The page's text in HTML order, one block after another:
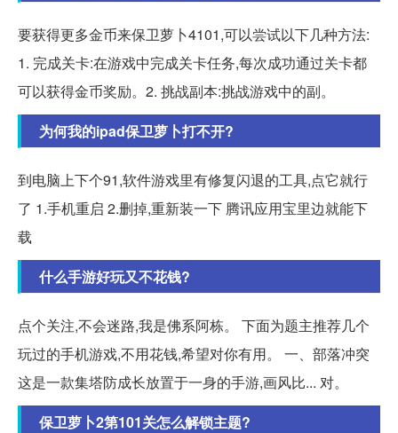
要获得更多金币来保卫萝卜4101,可以尝试以下几种方法:
1. 完成关卡:在游戏中完成关卡任务,每次成功通过关卡都
可以获得金币奖励。2. 挑战副本:挑战游戏中的副。
为何我的ipad保卫萝卜打不开?
到电脑上下个91,软件游戏里有修复闪退的工具,点它就行
了 1.手机重启 2.删掉,重新装一下 腾讯应用宝里边就能下
载
什么手游好玩又不花钱?
点个关注,不会迷路,我是佛系阿栋。 下面为题主推荐几个
玩过的手机游戏,不用花钱,希望对你有用。 一、部落冲突
这是一款集塔防成长放置于一身的手游,画风比... 对。
保卫萝卜2第101关怎么解锁主题?